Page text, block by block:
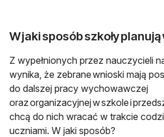
W jaki sposób szkoły
Z wypełnionych przez nauczycieli
wynika, że zebrane wnioski mają
do dalszej pracy wychowawczej
oraz organizacyjnej w szkole i
chcą do nich wracać w trakcie
uczniami. W jaki sposób?